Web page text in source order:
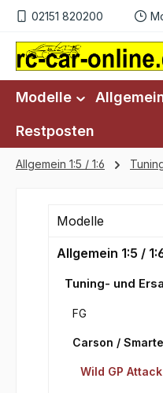
Hauptinhalt springen
Zur Suche springen
Zur Hauptnavigation
02151 820200
Modelle
Restposten
Allgemein 1:5 / 1:6
Modelle
Allgemein 1:5 /
Tuning- und
FG
Carson /
Wild GP Attack